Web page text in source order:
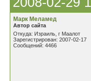
Марк Меламед
Автор сайта
Откуда: Израиль, г Маалот
Зарегистрирован: 2007-02-17
Сообщений: 4466